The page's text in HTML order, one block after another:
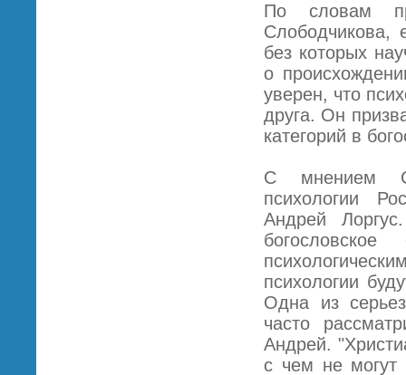
По словам
Слободчикова,
без которых
о
уверен, что
друга. Он
категорий в
С мнением
психологии
Андрей
психологии
Одна из
часто
Андрей.
с чем не могут